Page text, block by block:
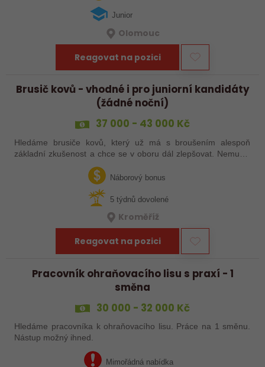
Junior
Olomouc
Reagovat na pozici
Brusič kovů - vhodné i pro juniorní kandidáty
(žádné noční)
37 000 - 43 000 Kč
Hledáme brusiče kovů, který už má s broušením alespoň
základní zkušenost a chce se v oboru dál zlepšovat. Nemusíš
být samostatný specialista s dlouholetou praxí. Důležité je,
abys už někdy pracoval…Náborový bonus
5 týdnů dovolené
Kroměříž
Reagovat na pozici
Pracovník ohraňovacího lisu s praxí - 1
směna
30 000 - 32 000 Kč
Hledáme pracovníka k ohraňovacího lisu. Práce na 1 směnu.
Nástup možný ihned.
Mimořádná nabídka